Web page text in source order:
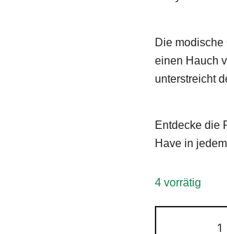
Die
einen Hauch
unterstreicht
Entdecke die
Have in
4 vorrätig